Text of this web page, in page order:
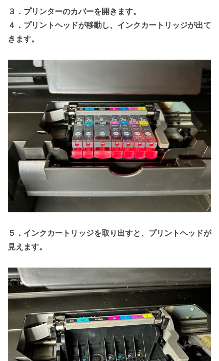
３．プリンターのカバーを開きます。
４．プリントヘッドが移動し、インクカートリッジが出て
きます。
５．インクカートリッジを取り出すと、プリントヘッドが
見えます。